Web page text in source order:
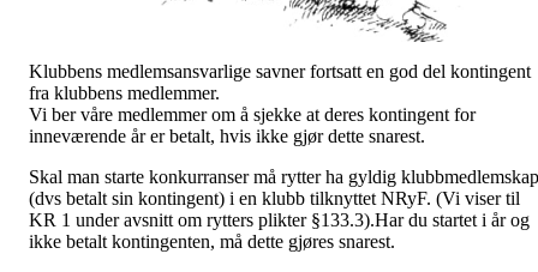
Klubbens medlemsansvarlige savner fortsatt en god del kontingent
fra klubbens medlemmer.
Vi ber våre medlemmer om å sjekke at deres kontingent for
inneværende år er betalt, hvis ikke gjør dette snarest.
Skal man starte konkurranser må rytter ha gyldig klubbmedlemskap
(dvs betalt sin kontingent) i en klubb tilknyttet NRyF. (Vi viser til
KR 1 under avsnitt om rytters plikter §133.3).Har du startet i år og
ikke betalt kontingenten, må dette gjøres snarest.